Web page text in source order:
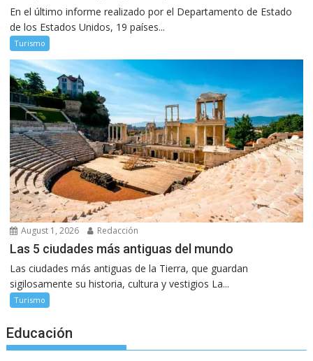
En el último informe realizado por el Departamento de Estado
de los Estados Unidos, 19 países...
Turismo
August 1, 2026 Redacción
Las 5 ciudades más antiguas del mundo
Las ciudades más antiguas de la Tierra, que guardan
sigilosamente su historia, cultura y vestigios La...
Turismo
Educación